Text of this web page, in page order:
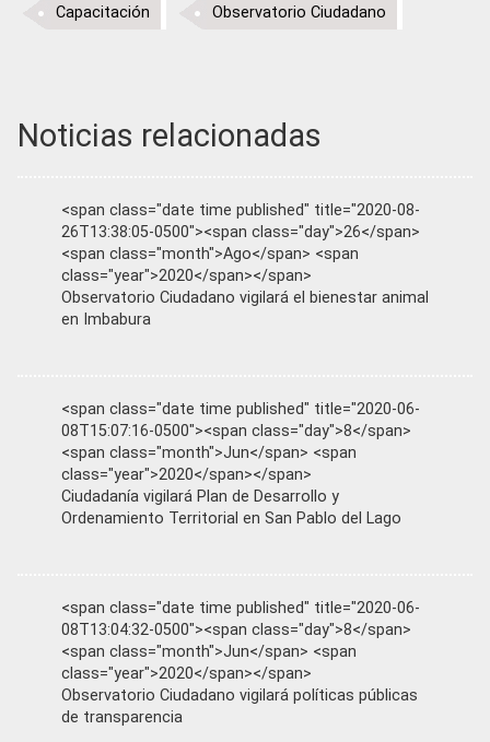
Capacitación Observatorio Ciudadano
Noticias relacionadas
<span class="date time published" title="2020-08-
26T13:38:05-0500"><span class="day">26</span>
<span class="month">Ago</span> <span
class="year">2020</span></span>
Observatorio Ciudadano vigilará el bienestar animal
en Imbabura
<span class="date time published" title="2020-06-
08T15:07:16-0500"><span class="day">8</span>
<span class="month">Jun</span> <span
class="year">2020</span></span>
Ciudadanía vigilará Plan de Desarrollo y
Ordenamiento Territorial en San Pablo del Lago
<span class="date time published" title="2020-06-
08T13:04:32-0500"><span class="day">8</span>
<span class="month">Jun</span> <span
class="year">2020</span></span>
Observatorio Ciudadano vigilará políticas públicas
de transparencia